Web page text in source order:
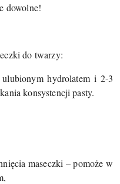
dowolne!
do twarzy:
hydrolatem i 2-3
konsystencji pasty.
maseczki – pomoże w